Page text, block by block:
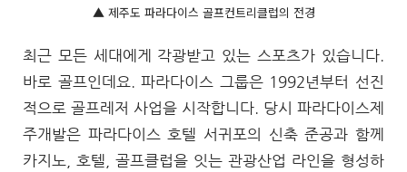
▲ 제주도 파라다이스 골프컨트리클럽의 전경
최근 모든 세대에게 각광받고 있는 스포츠가 있습니다.
바로 골프인데요. 파라다이스 그룹은 1992년부터 선진
적으로 골프레저 사업을 시작합니다. 당시 파라다이스제
주개발은 파라다이스 호텔 서귀포의 신축 준공과 함께
카지노, 호텔, 골프클럽을 잇는 관광산업 라인을 형성하